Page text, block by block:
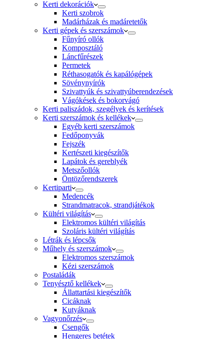
Kerti dekorációk
Kerti szobrok
Madárházak és madáretetők
Kerti gépek és szerszámok
Fűnyíró ollók
Komposztáló
Láncfűrészek
Permetek
Réthasogatók és kapálógépek
Sövénynyírók
Szivattyúk és szivattyúberendezések
Vágókések és bokorvágó
Kerti paliszádok, szegélyek és kerítések
Kerti szerszámok és kellékek
Egyéb kerti szerszámok
Fedőponyvák
Fejszék
Kertészeti kiegészítők
Lapátok és gereblyék
Metszőollók
Öntözőrendszerek
Kertiparti
Medencék
Strandmatracok, strandjátékok
Kültéri világítás
Elektromos kültéri világítás
Szoláris kültéri világítás
Létrák és lépcsők
Műhely és szerszámok
Elektromos szerszámok
Kézi szerszámok
Postaládák
Tenyésztő kellékek
Állattartási kiegészítők
Cicáknak
Kutyáknak
Vagyonőrzés
Csengők
Hengeres betétek